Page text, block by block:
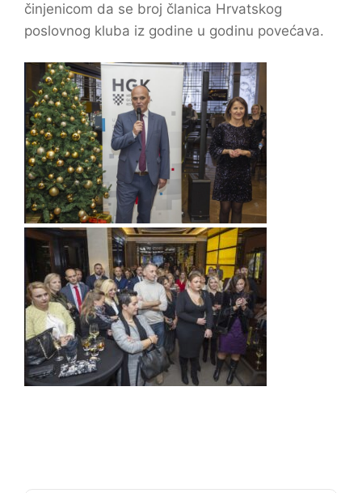
činjenicom da se broj članica Hrvatskog
poslovnog kluba iz godine u godinu povećava.